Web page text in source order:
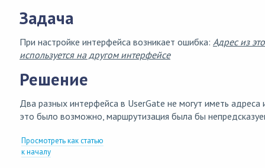
Задача
При настройке интерфейса возникает ошибка: Адрес из
используется на другом интерфейсе
Решение
Два разных интерфейса в UserGate не могут иметь
это было возможно, маршрутизация была бы
Просмотреть как статью
к началу